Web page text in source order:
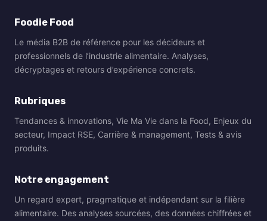
Foodie Food
Le média B2B de référence pour les décideurs et
professionnels de l’industrie alimentaire. Analyses,
décryptages et retours d’expérience concrets.
Rubriques
Tendances & innovations, Vie Ma Vie dans la Food, Enjeux du
secteur, Impact RSE, Carrière & management, Tests & avis
produits.
Notre engagement
Un regard expert, pragmatique et indépendant sur la filière
alimentaire. Des analyses sourcées, des données chiffrées et